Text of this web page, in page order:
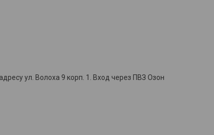
ул. Волоха 9 корп. 1. Вход через ПВЗ Озон